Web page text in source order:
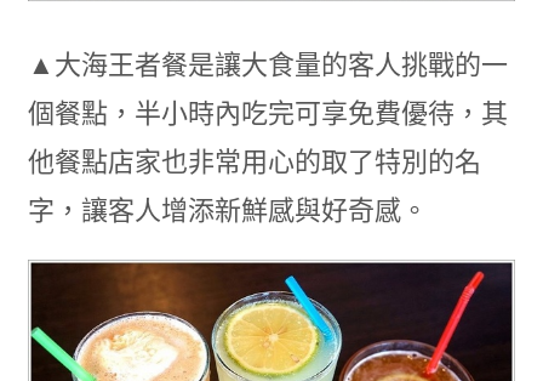
▲大海王者餐是讓大食量的客人挑戰的一
個餐點，半小時內吃完可享免費優待，其
他餐點店家也非常用心的取了特別的名
字，讓客人增添新鮮感與好奇感。